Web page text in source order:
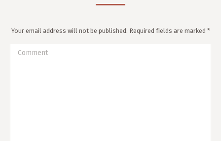
Your email address will not be published. Required fields are marked *
Comment